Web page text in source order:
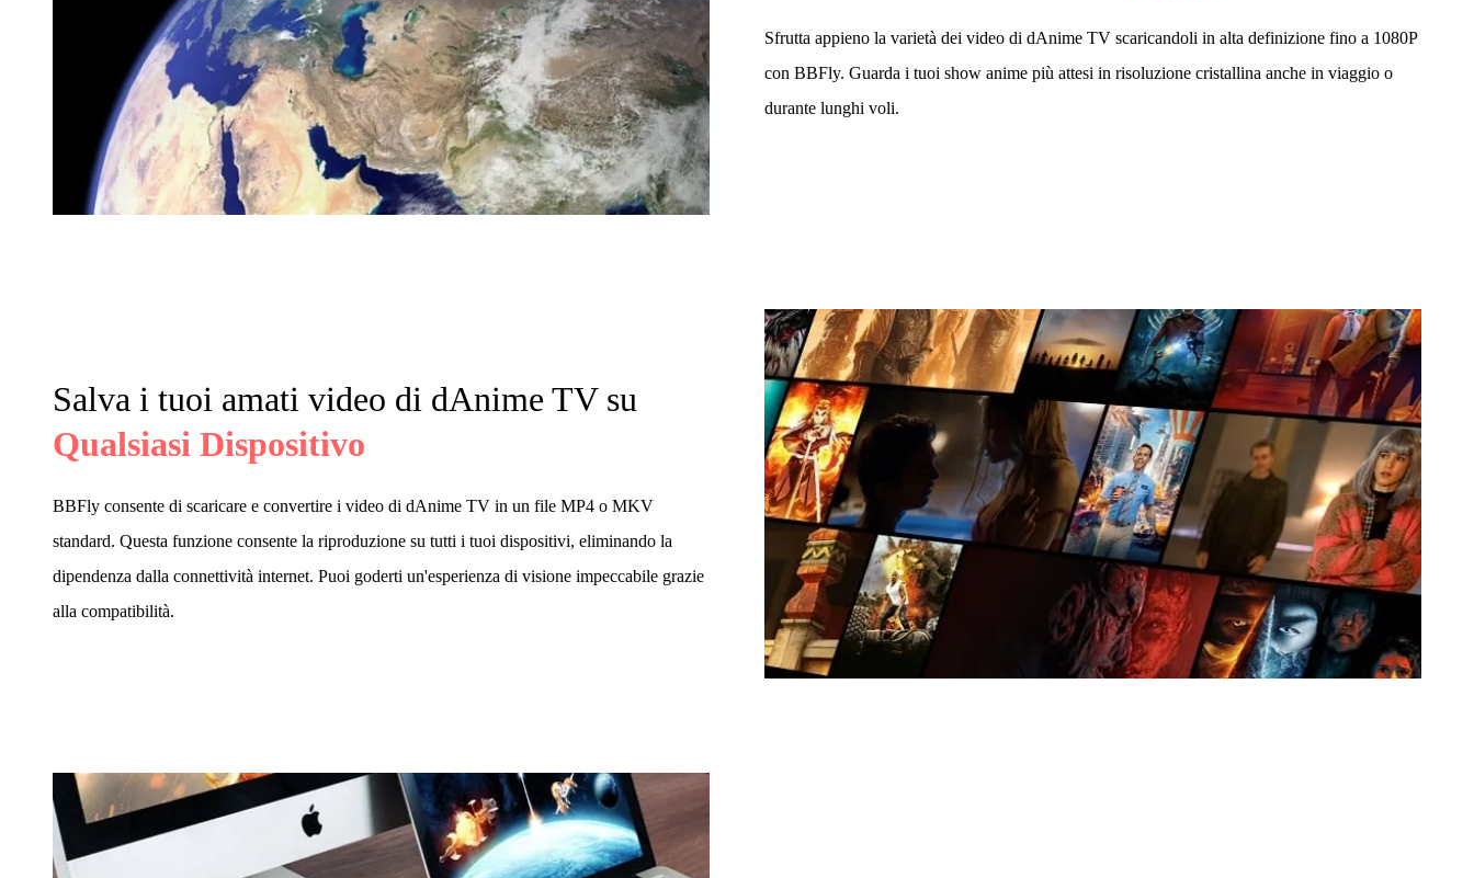
Sfrutta appieno la varietà dei video di dAnime TV scaricandoli in alta definizione fino a 1080P
con BBFly. Guarda i tuoi show anime più attesi in risoluzione cristallina anche in viaggio o
durante lunghi voli.
Salva i tuoi amati video di dAnime TV su
Qualsiasi Dispositivo
BBFly consente di scaricare e convertire i video di dAnime TV in un file MP4 o MKV
standard. Questa funzione consente la riproduzione su tutti i tuoi dispositivi, eliminando la
dipendenza dalla connettività internet. Puoi goderti un'esperienza di visione impeccabile grazie
alla compatibilità.